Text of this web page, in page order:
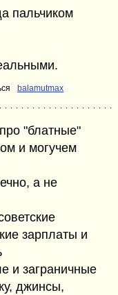
пальчиком
balamutmax
"блатные"
и могучем
а не
зарплаты и
и заграничные
джинсы,